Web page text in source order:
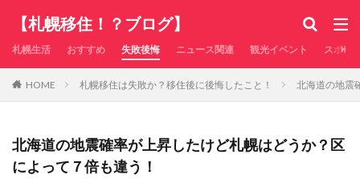
【札幌移住！？ブログ】
札幌生活 おすすめ 失敗後悔 ニュース関連 観光イベント スポー
HOME 札幌移住は失敗か？移住後に後悔したこと！ 北海道の地震
北海道の地震確率が上昇したけど札幌はどうか？区
によって７倍も違う！